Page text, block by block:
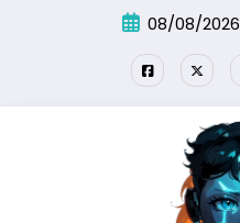
08/08/2026